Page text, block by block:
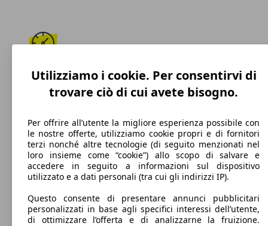
189 km/h
Velocità massima
Benzina
Carburante
Utilizziamo i cookie. Per consentirvi di
trovare ciò di cui avete bisogno.
Per offrire all’utente la migliore esperienza possibile con
le nostre offerte, utilizziamo cookie propri e di fornitori
terzi nonché altre tecnologie (di seguito menzionati nel
loro insieme come “cookie”) allo scopo di salvare e
accedere in seguito a informazioni sul dispositivo
utilizzato e a dati personali (tra cui gli indirizzi IP).
Questo consente di presentare annunci pubblicitari
personalizzati in base agli specifici interessi dell’utente,
di ottimizzare l’offerta e di analizzarne la fruizione.